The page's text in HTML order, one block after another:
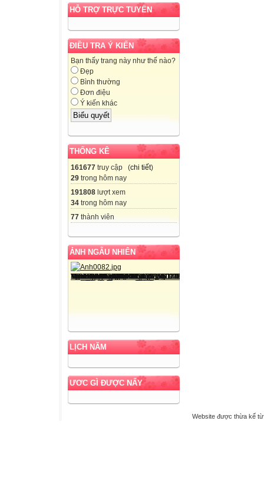
HỖ TRỢ TRỰC TUYẾN
ĐIỀU TRA Ý KIẾN
Bạn thấy trang này như thế nào?
Đẹp
Bình thường
Đơn điệu
Ý kiến khác
THỐNG KÊ
161677 truy cập (chi tiết)
29 trong hôm nay
191808 lượt xem
34 trong hôm nay
77 thành viên
ẢNH NGẪU NHIÊN
LỊCH NĂM
ƯƠC GÌ ĐƯỢC NẤY
Website được thừa kế